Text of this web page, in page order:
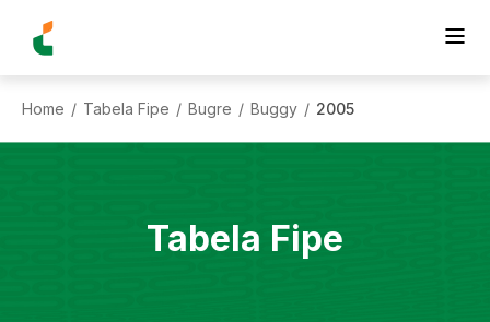
Home / Tabela Fipe / Bugre / Buggy / 2005
Tabela Fipe